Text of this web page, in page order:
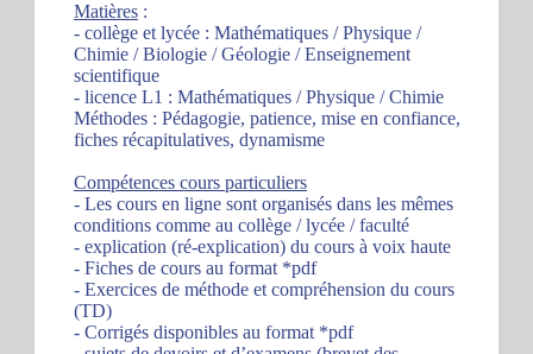
Matières :
- collège et lycée : Mathématiques / Physique /
Chimie / Biologie / Géologie / Enseignement
scientifique
- licence L1 : Mathématiques / Physique / Chimie
Méthodes : Pédagogie, patience, mise en confiance,
fiches récapitulatives, dynamisme
Compétences cours particuliers
- Les cours en ligne sont organisés dans les mêmes
conditions comme au collège / lycée / faculté
- explication (ré-explication) du cours à voix haute
- Fiches de cours au format *pdf
- Exercices de méthode et compréhension du cours
(TD)
- Corrigés disponibles au format *pdf